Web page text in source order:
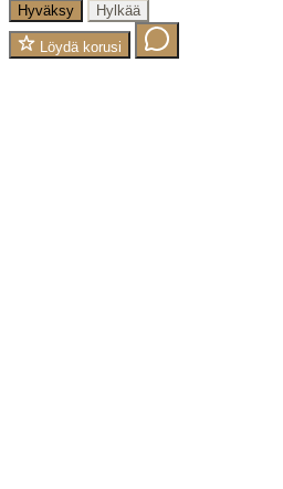
Hyväksy Hylkää
Löydä korusi